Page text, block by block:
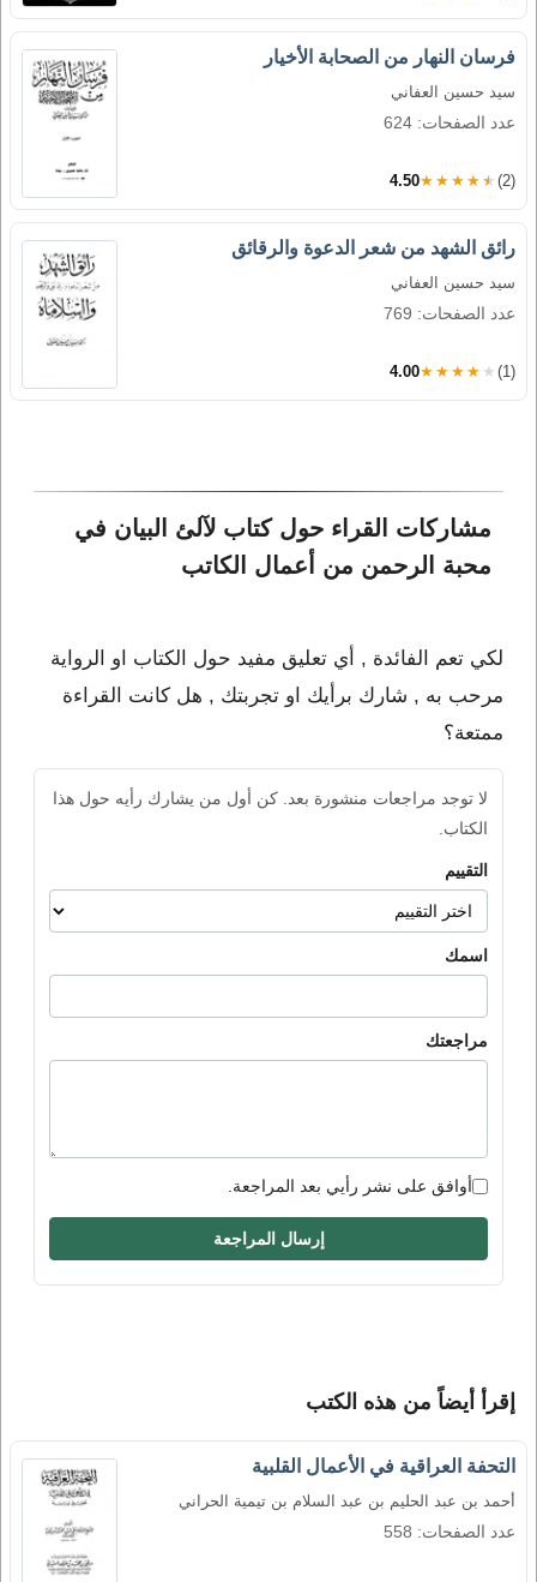
فرسان النهار من الصحابة الأخيار
سيد حسين العفاني
عدد الصفحات: 624
4.50★★★★★ (2)
رائق الشهد من شعر الدعوة والرقائق
سيد حسين العفاني
عدد الصفحات: 769
4.00★★★★★ (1)
مشاركات القراء حول كتاب لآلئ البيان في
محبة الرحمن من أعمال الكاتب
لكي تعم الفائدة , أي تعليق مفيد حول الكتاب او الرواية
مرحب به , شارك برأيك او تجربتك , هل كانت القراءة
ممتعة؟
لا توجد مراجعات منشورة بعد. كن أول من يشارك رأيه حول هذا
الكتاب.
التقييم
اسمك
مراجعتك
أوافق على نشر رأيي بعد المراجعة.
إرسال المراجعة
إقرأ أيضاً من هذه الكتب
التحفة العراقية في الأعمال القلبية
أحمد بن عبد الحليم بن عبد السلام بن تيمية الحراني
عدد الصفحات: 558